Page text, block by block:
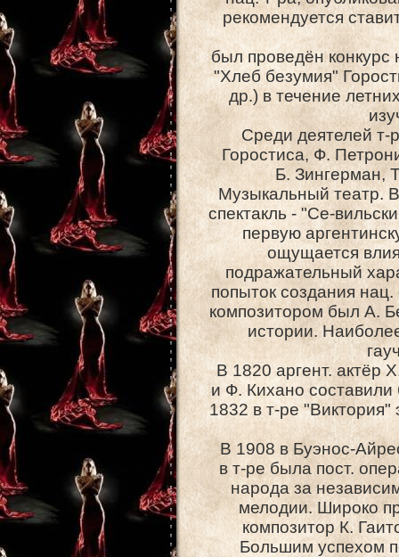
рекомендуется
был проведён
"Хлеб безумия"
др.) в течение
Среди деятелей т-
Горостиса, Ф.
Б. Зингерман,
Музыкальный театр.
спектакль - "Се-
первую
ощущается
подражательный
попыток создания
композитором был А.
истории.
В 1820 аргент. актёр
и Ф. Кихано составили
1832 в т-ре "Виктория"
В 1908 в Буэнос-
в т-ре была пост.
народа за
мелодии. Широко
композитор К.
Большим успехом